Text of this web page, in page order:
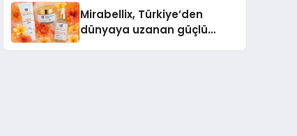
Mirabellix, Türkiye’den
dünyaya uzanan güçlü